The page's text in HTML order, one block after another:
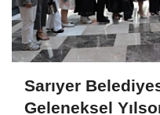
ANASAYFAYA
İLGINIZI